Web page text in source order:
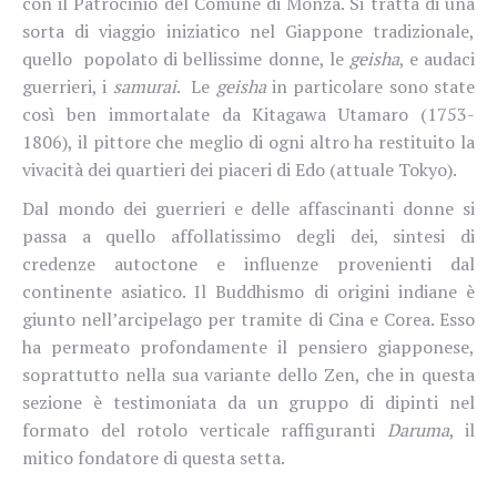
sorta di viaggio iniziatico nel Giappone tradizionale,
quello popolato di bellissime donne, le geisha, e audaci
guerrieri, i samurai. Le geishain particolare sono state
così ben immortalate da Kitagawa Utamaro (1753-
1806), il pittore che meglio di ogni altro ha restituito la
vivacità dei quartieri dei piaceri di Edo (attuale Tokyo).
Dal mondo dei guerrieri e delle affascinanti donne si
passa a quello affollatissimo degli dei, sintesi di
credenze autoctone e influenze provenienti dal
continente asiatico. Il Buddhismo di origini indiane è
giunto nell’arcipelago per tramite di Cina e Corea. Esso
ha permeato profondamente il pensiero giapponese,
soprattutto nella sua variante dello Zen, che in questa
sezione è testimoniata da un gruppo di dipinti nel
formato del rotolo verticale raffiguranti Daruma, il
mitico fondatore di questa setta.